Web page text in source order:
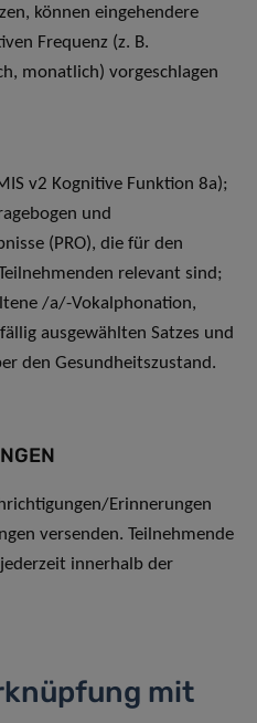
können eingehendere
Frequenz (z. B.
monatlich) vorgeschlagen
v2 Kognitive Funktion 8a);
und
(PRO), die für den
relevant sind;
/a/-Vokalphonation,
ausgewählten Satzes und
den Gesundheitszustand.
Erinnerungen
versenden. Teilnehmende
innerhalb der
mit